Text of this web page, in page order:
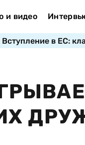
и видео
Вступление в ЕС: